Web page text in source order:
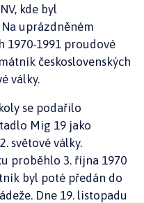
kde byl
uprázdněném
1970-1991 proudové
československých
války.
se podařilo
Mig 19 jako
světové války.
proběhlo 3. října 1970
byl poté předán do
Dne 19. listopadu